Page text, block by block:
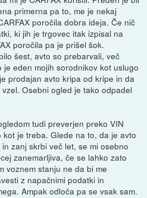
primerna pa to, me je nekaj
poročila dobra ideja. Če nič
ki jih je trgovec itak izpisal na
poročila pa je prišel šok.
šest, avto so prebarvali, več
eden mojih sorodnikov kot uslugo
prodajan avto kripa od kripe in da
Osebni ogled je tako odpadel
tudi preverjen preko VIN
je treba. Glede na to, da je avto
zanj skrbi več let, se mi osebno
zanemarljiva, če se lahko zato
voznem stanju ne da bi me
z napačnimi podatki in
Ampak odloča pa se vsak sam.